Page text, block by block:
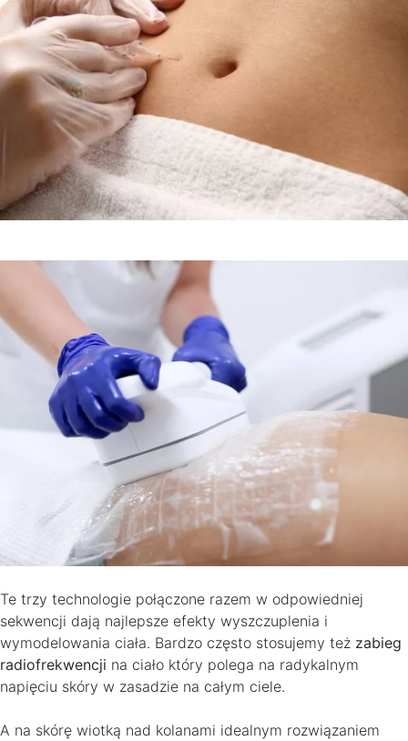
Te trzy technologie połączone razem w odpowiedniej
sekwencji dają najlepsze efekty wyszczuplenia i
wymodelowania ciała. Bardzo często stosujemy też zabieg
radiofrekwencji na ciało który polega na radykalnym
napięciu skóry w zasadzie na całym ciele.
A na skórę wiotką nad kolanami idealnym rozwiązaniem